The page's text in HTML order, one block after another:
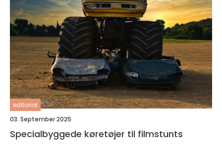
editorial
03. September 2025
Specialbyggede køretøjer til filmstunts